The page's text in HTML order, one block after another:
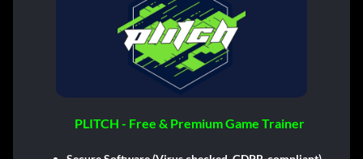
PLITCH - Free & Premium Game Trainer